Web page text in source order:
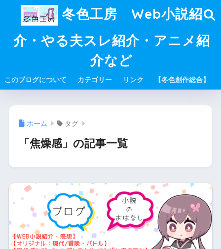
冬色工房 Web小説紹
介・やる夫スレ紹介・アニメ紹
介など
このブログについて カテゴリー リンク 【冬色創作総合】
ホーム タグ
「焦燥感」の記事一覧